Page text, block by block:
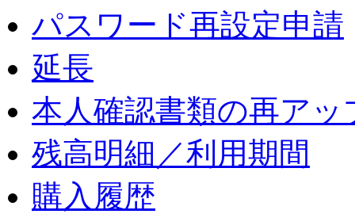
パスワード再設定申請
延長
本人確認書類の再アッ
残高明細／利用期間
購入履歴